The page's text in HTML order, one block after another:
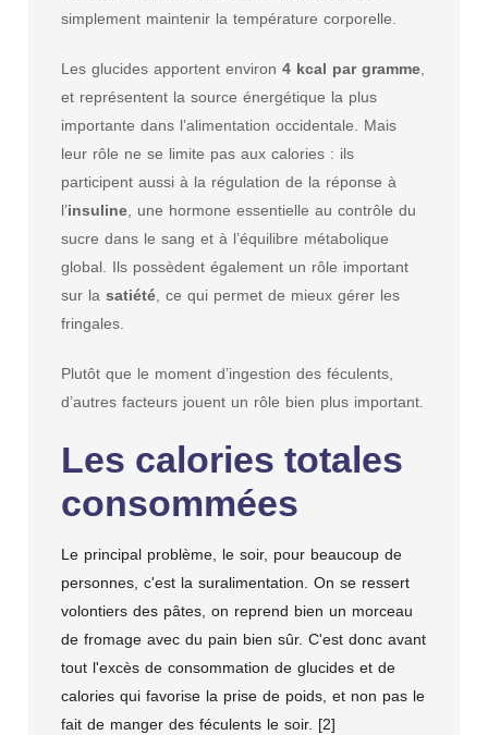
simplement maintenir la température corporelle.
Les glucides apportent environ 4 kcal par gramme
et représentent la source énergétique la plus
importante dans l’alimentation occidentale. Mais
leur rôle ne se limite pas aux calories : ils
participent aussi à la régulation de la réponse à
l’insuline , une hormone essentielle au contrôle du
sucre dans le sang et à l’équilibre métabolique
global. Ils possèdent également un rôle important
sur la satiété , ce qui permet de mieux gérer les
fringales.
Plutôt que le moment d’ingestion des féculents,
d’autres facteurs jouent un rôle bien plus important.
Les calories totales
consommées
Le principal problème, le soir, pour beaucoup de
personnes, c'est la suralimentation. On se ressert
volontiers des pâtes, on reprend bien un morceau
de fromage avec du pain bien sûr. C'est donc avant
tout l'excès de consommation de glucides et de
calories qui favorise la prise de poids, et non pas le
fait de manger des féculents le soir. [2]